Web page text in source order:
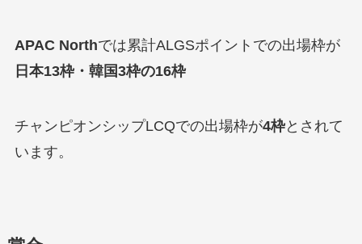
APAC Northでは累計ALGSポイントでの出場枠が
日本13枠・韓国3枠の16枠
チャンピオンシップLCQでの出場枠が4枠とされて
います。